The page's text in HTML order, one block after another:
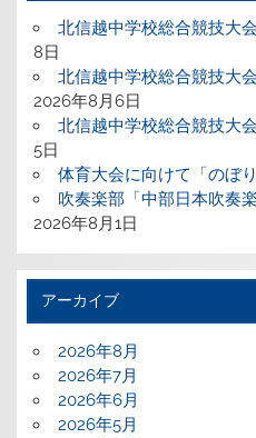
北信越中学校総合競技大
8日
北信越中学校総合競技大
2026年8月6日
北信越中学校総合競技大
5日
体育大会に向けて「のぼ
吹奏楽部「中部日本吹奏
2026年8月1日
アーカイブ
2026年8月
2026年7月
2026年6月
2026年5月